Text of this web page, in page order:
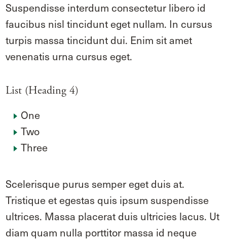
Suspendisse interdum consectetur libero id
faucibus nisl tincidunt eget nullam. In cursus
turpis massa tincidunt dui. Enim sit amet
venenatis urna cursus eget.
List (Heading 4)
One
Two
Three
Scelerisque purus semper eget duis at.
Tristique et egestas quis ipsum suspendisse
ultrices. Massa placerat duis ultricies lacus. Ut
diam quam nulla porttitor massa id neque